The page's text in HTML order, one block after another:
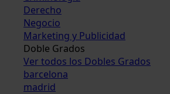
Derecho
Negocio
Marketing y Publicidad
Doble Grados
Ver todos los Dobles Grados
barcelona
madrid